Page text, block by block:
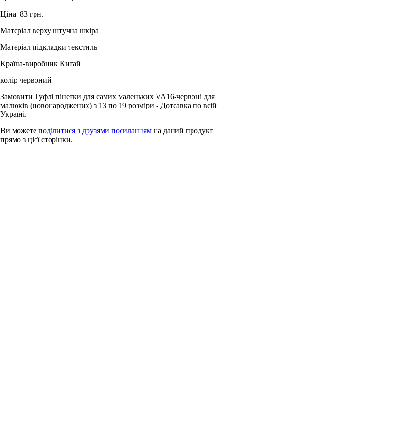
Ціна: 83 грн.
Матеріал верху штучна шкіра
Матеріал підкладки текстиль
Країна-виробник Китай
колір червоний
Замовити Туфлі пінетки для самих маленьких VA16-червоні для
малюків (новонароджених) з 13 по 19 розміри - Дотсавка по всій
Україні.
Ви можете поділитися з друзями посиланням на даний продукт
прямо з цієї сторінки.